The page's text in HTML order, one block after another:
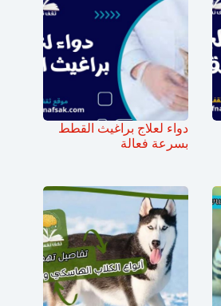
دواء لعلاج براغيث القطط
بسرعة فعالة